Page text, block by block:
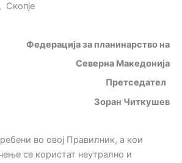
Скопје
Федерација за планинарство на
Македонија
Читкушев
во овој Правилник, а кои
се користат неутрално и